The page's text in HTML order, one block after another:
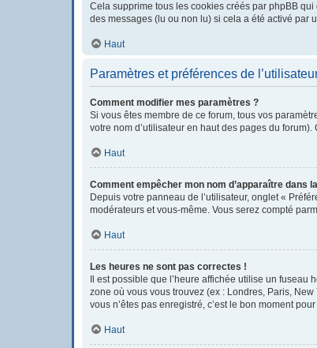
Cela supprime tous les cookies créés par phpBB
des messages (lu ou non lu) si cela a été activé par
Haut
Paramètres et préférences de
Comment modifier mes paramètres ?
Si vous êtes membre de ce forum, tous vos
votre nom d’utilisateur en haut des pages du
Haut
Comment empêcher mon nom d’apparaître dans
Depuis votre panneau de l’utilisateur, onglet «
modérateurs et vous-même. Vous serez compté
Haut
Les heures ne sont pas correctes !
Il est possible que l’heure affichée utilise un
zone où vous vous trouvez (ex : Londres, Paris,
vous n’êtes pas enregistré, c’est le bon moment
Haut